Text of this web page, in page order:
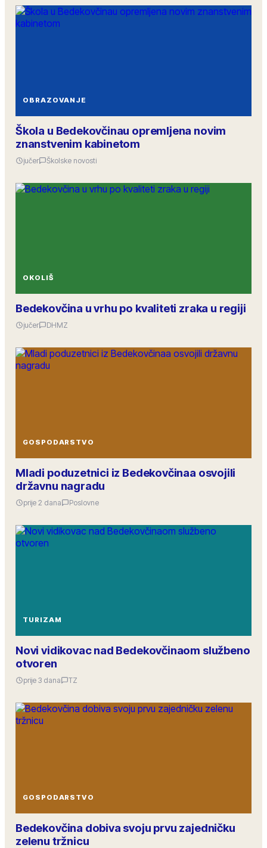
OBRAZOVANJE
Škola u Bedekovčinau opremljena novim
znanstvenim kabinetom
jučer Školske novosti
OKOLIŠ
Bedekovčina u vrhu po kvaliteti zraka u regiji
jučer DHMZ
GOSPODARSTVO
Mladi poduzetnici iz Bedekovčinaa osvojili
državnu nagradu
prije 2 dana Poslovne
TURIZAM
Novi vidikovac nad Bedekovčinaom službeno
otvoren
prije 3 dana TZ
GOSPODARSTVO
Bedekovčina dobiva svoju prvu zajedničku
zelenu tržnicu